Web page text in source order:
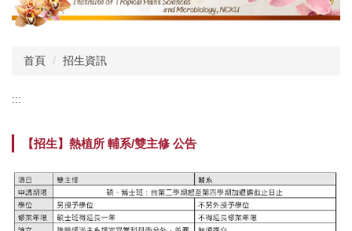
首頁 招生資訊
:::
【招生】熱植所 輔系/雙主修 公告